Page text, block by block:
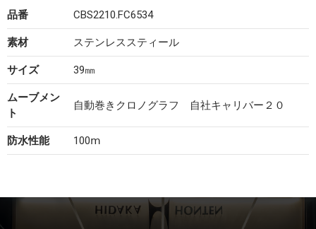
品番 CBS2210.FC6534
素材 ステンレススティール
サイズ 39㎜
ムーブメン
ト
自動巻きクロノグラフ 自社キャリバー２０
防水性能 100ⅿ